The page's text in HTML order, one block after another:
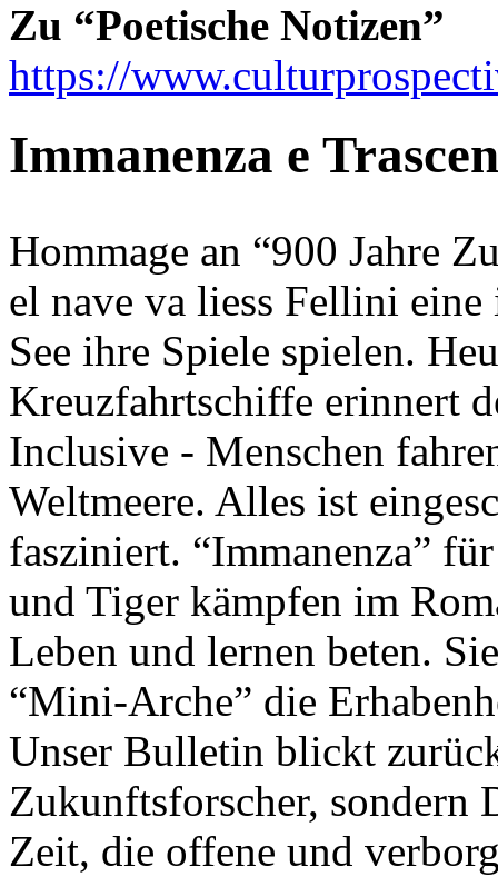
Zu “Poetische Notizen”
https://
Immanenza e
Hommage an “900 Jahre
el nave va liess Fellini
See ihre Spiele spielen.
Kreuzfahrtschiffe erinnert
Inclusive - Menschen
Weltmeere. Alles ist
fasziniert. “Immanenza”
und Tiger kämpfen im
Leben und lernen beten.
“Mini-Arche” die
Unser Bulletin blickt
Zukunftsforscher, sondern
Zeit, die offene und